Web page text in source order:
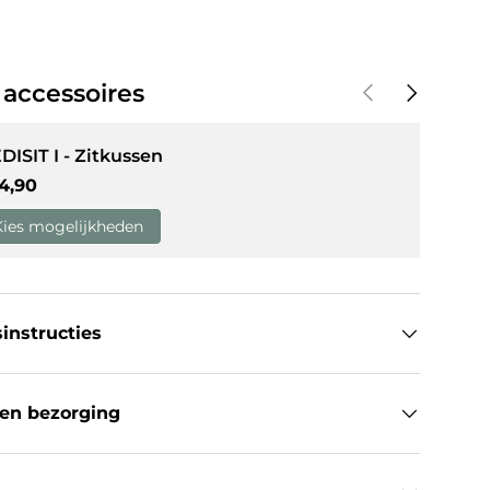
Vorige Volgende
I - Zitkussen
prijs
mogelijkheden
bezorging